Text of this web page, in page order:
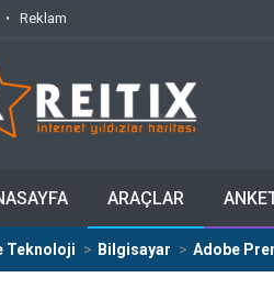
Reklam
ARAÇLAR
Teknoloji Bilgisayar Adobe